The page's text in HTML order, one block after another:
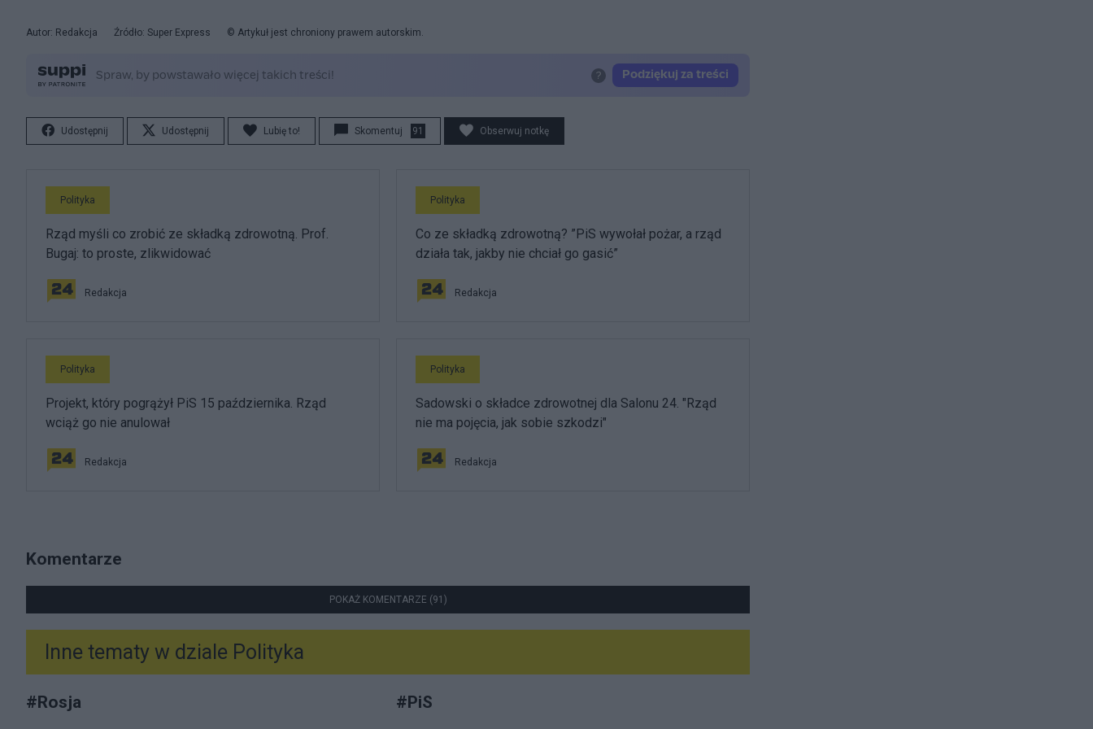
Autor: Redakcja Źródło: Super Express © Artykuł jest chroniony prawem autorskim.
Udostępnij Udostępnij Lubię to! Skomentuj 91 Obserwuj notkę
Polityka
Rząd myśli co zrobić ze składką zdrowotną. Prof.
Bugaj: to proste, zlikwidować
Redakcja
Polityka
Co ze składką zdrowotną? ”PiS wywołał pożar, a rząd
działa tak, jakby nie chciał go gasić”
Redakcja
Polityka
Projekt, który pogrążył PiS 15 października. Rząd
wciąż go nie anulował
Redakcja
Polityka
Sadowski o składce zdrowotnej dla Salonu 24. "Rząd
nie ma pojęcia, jak sobie szkodzi"
Redakcja
Komentarze
POKAŻ KOMENTARZE (91)
Inne tematy w dziale Polityka
#Rosja #PiS